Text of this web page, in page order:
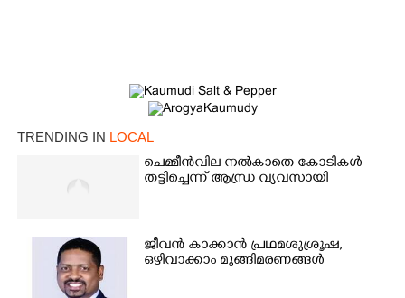
TRENDING IN LOCAL
ചെമ്മീൻവില നൽകാതെ കോടികൾ
തട്ടിച്ചെന്ന് ആന്ധ്ര വ്യവസായി
ജീവൻ കാക്കാൻ പ്രഥമശുശ്രൂഷ,
ഒഴിവാക്കാം മുങ്ങിമരണങ്ങൾ
×
Share this link